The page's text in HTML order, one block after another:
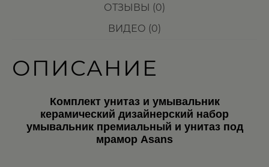
ОТЗЫВЫ (0)
ВИДЕО (0)
ОПИСАНИЕ
Комплект унитаз и умывальник
керамический дизайнерский набор
умывальник премиальный и унитаз под
мрамор Asans